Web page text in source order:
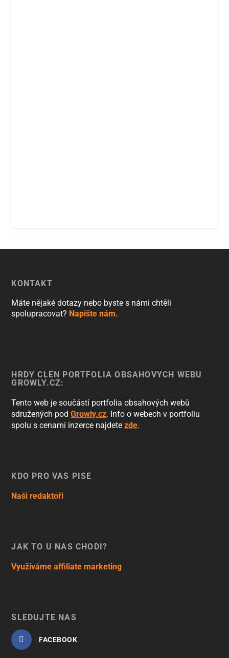
KONTAKT
Máte nějaké dotazy nebo byste s námi chtěli
spolupracovat? Napište nám.
HRDÝ ČLEN PORTFOLIA OBSAHOVÝCH WEBŮ
GROWLY.CZ:
Tento web je součástí portfolia obsahových webů
sdružených podGrowly.cz. Info o webech v portfoliu
spolu s cenami inzerce najdetezde.
KDO PRO VÁS PÍŠE
Naši redaktoři
JAK TO U NÁS CHODÍ?
Využíváme affiliate marketing
SLEDUJTE NÁS
FACEBOOK